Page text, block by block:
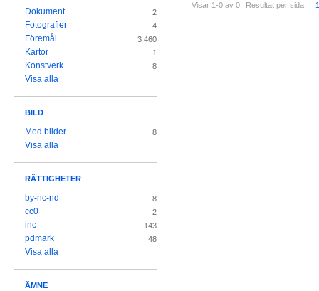
Visar 1-0 av 0 Resultat per sida:
Dokument 2
Fotografier 4
Föremål 3 460
Kartor 1
Konstverk 8
Visa alla
BILD
Med bilder 8
Visa alla
RÄTTIGHETER
by-nc-nd 8
cc0 2
inc 143
pdmark 48
Visa alla
ÄMNE